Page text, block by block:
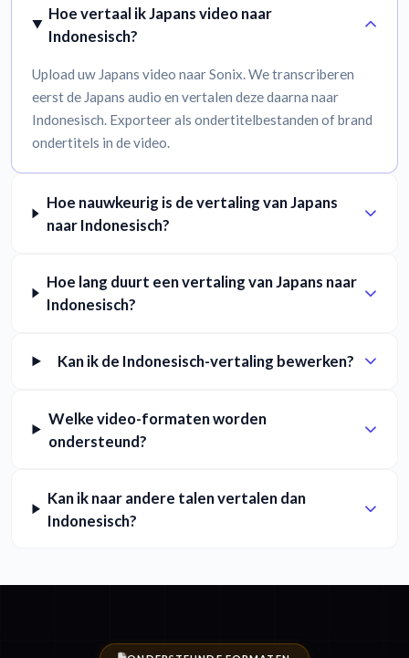
Hoe vertaal ik Japans video naar
Indonesisch?
Upload uw Japans video naar Sonix. We transcriberen
eerst de Japans audio en vertalen deze daarna naar
Indonesisch. Exporteer als ondertitelbestanden of brand
ondertitels in de video.
Hoe nauwkeurig is de vertaling van Japans
naar Indonesisch?
Hoe lang duurt een vertaling van Japans naar
Indonesisch?
Kan ik de Indonesisch-vertaling bewerken?
Welke video-formaten worden
ondersteund?
Kan ik naar andere talen vertalen dan
Indonesisch?